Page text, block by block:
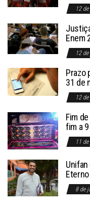
12
Enem
12
Prazo
31 de
12
Fim
fim a
11
8 de